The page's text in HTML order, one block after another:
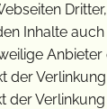
Inhalte
der